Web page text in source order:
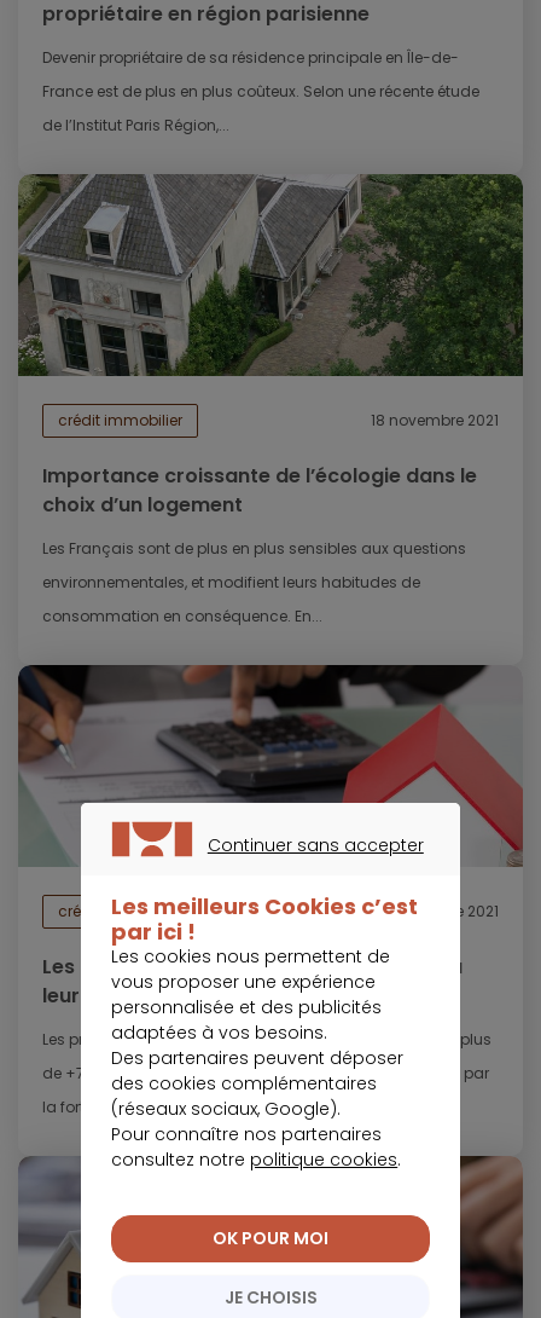
propriétaire en région parisienne
Devenir propriétaire de sa résidence principale en Île-de-
France est de plus en plus coûteux. Selon une récente étude
de l’Institut Paris Région,...
crédit immobilier 18 novembre 2021
Importance croissante de l’écologie dans le
choix d’un logement
Les Français sont de plus en plus sensibles aux questions
environnementales, et modifient leurs habitudes de
consommation en conséquence. En...
crédit immobilier 18 novembre 2021
Les prix du foncier en Ile-de-France sont à
leur plus haut niveau
Les prix des maisons en région francilienne ont bondi de plus
de +7 % en un an. Cette hausse fulgurante est entretenue par
la forte demande...
Continuer sans accepter
Les meilleurs Cookies c’est
par ici !
Les cookies nous permettent de
vous proposer une expérience
personnalisée et des publicités
adaptées à vos besoins.
Des partenaires peuvent déposer
des cookies complémentaires
(réseaux sociaux, Google).
Pour connaître nos partenaires
consultez notre politique cookies.
JE CHOISIS
OK POUR MOI